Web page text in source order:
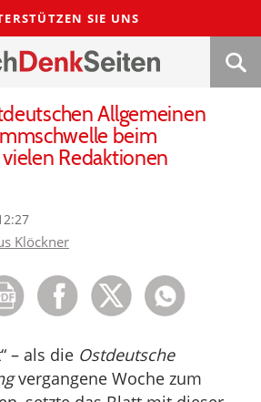
SIE UNS
Allgemeinen
beim
Redaktionen
Klöckner
– als die Ostdeutsche
vergangene Woche zum